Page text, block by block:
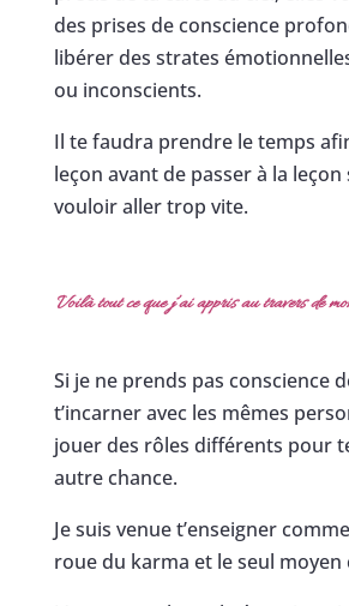
des prises de conscience
libérer des strates
ou inconscients.
Il te faudra prendre le temps
leçon avant de passer à la leçon
vouloir aller trop vite.
Voilà tout ce que j’ai appris au travers de
Si je ne prends pas conscience
t’incarner avec les mêmes
jouer des rôles différents pour
autre chance.
Je suis venue t’enseigner
roue du karma et le seul moyen